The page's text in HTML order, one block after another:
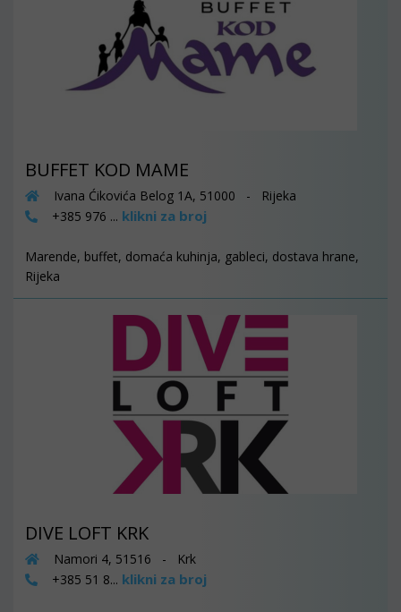
BUFFET KOD MAME
Ivana Ćikovića Belog 1A, 51000 - Rijeka
+385 976 ... klikni za broj
Marende, buffet, domaća kuhinja, gableci, dostava hrane,
Rijeka
DIVE LOFT KRK
Namori 4, 51516 - Krk
+385 51 8... klikni za broj